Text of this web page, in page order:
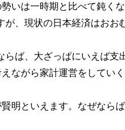
いは一時期と比べて鈍く
、現状の日本経済はおお
らば、大ざっぱにいえば
ながら家計運営をしてい
明といえます。なぜなら